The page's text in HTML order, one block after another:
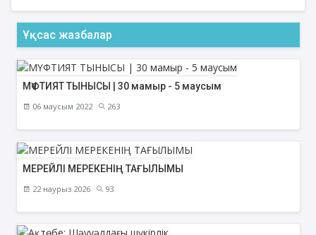
Ұқсас жазбалар
МҮФТИЯТ ТЫНЫСЫ | 30 мамыр - 5 маусым
06 маусым 2022 263
МЕРЕЙЛІ МЕРЕКЕНІҢ ТАҒЫЛЫМЫ
22 наурыз 2026 93